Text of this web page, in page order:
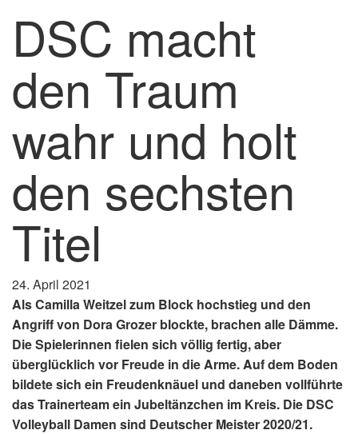
DSC macht
den Traum
wahr und holt
den sechsten
Titel
24. April 2021
Als Camilla Weitzel zum Block hochstieg und den
Angriff von Dora Grozer blockte, brachen alle Dämme.
Die Spielerinnen fielen sich völlig fertig, aber
überglücklich vor Freude in die Arme. Auf dem Boden
bildete sich ein Freudenknäuel und daneben vollführte
das Trainerteam ein Jubeltänzchen im Kreis. Die DSC
Volleyball Damen sind Deutscher Meister 2020/21.